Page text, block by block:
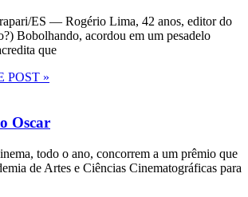
ES — Rogério Lima, 42 anos, editor do
Bobolhando, acordou em um pesadelo
que
POST »
Oscar
todo o ano, concorrem a um prêmio que
de Artes e Ciências Cinematográficas para